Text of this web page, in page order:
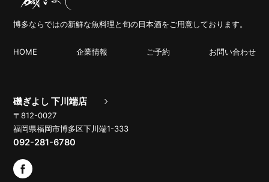
博多ならではの新鮮な魚料理と旬の日本酒をご用意しております。
HOME 企業情報 ご予約 お問い合わせ
磯ぎよし 下川端店
〒812-0027
福岡県福岡市博多区下川端1-333
092-281-6780